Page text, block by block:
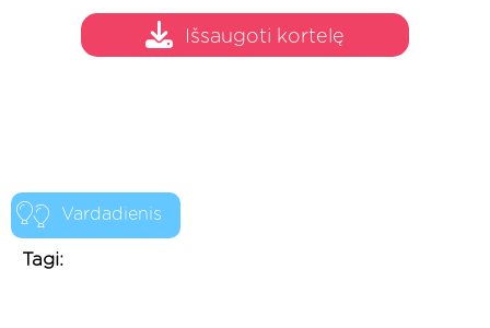
Vardadienis
Tagi:
Išsaugoti kortelę